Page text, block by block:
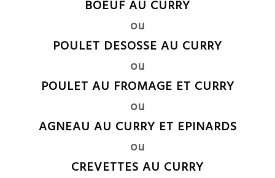
BOEUF AU CURRY
ou
POULET DESOSSE AU CURRY
ou
POULET AU FROMAGE ET CURRY
ou
AGNEAU AU CURRY ET EPINARDS
ou
CREVETTES AU CURRY